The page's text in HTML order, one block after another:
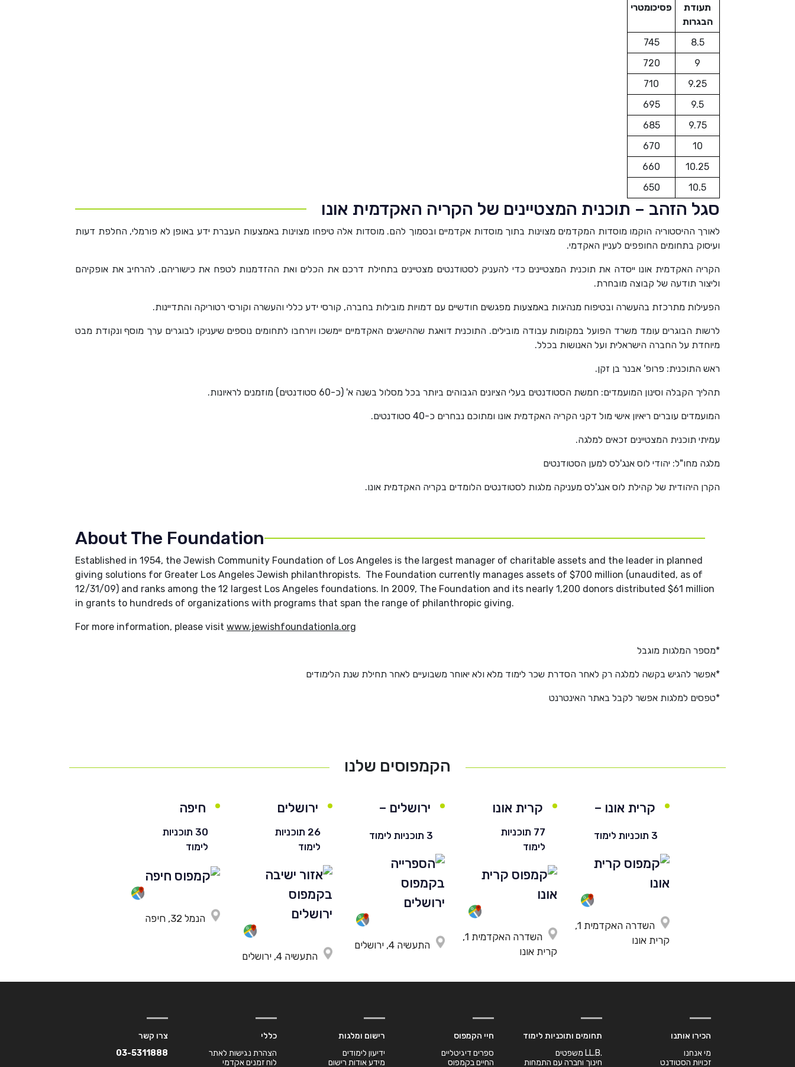
תעודת
הבגרות
פסיכומטרי
8.5
745
9
720
9.25
710
9.5
695
9.75
685
10
670
10.25
660
10.5
650
סגל הזהב – תוכנית המצטיינים של הקריה האקדמית אונו
לאורך ההיסטוריה הוקמו מוסדות המקדמים מצוינות בתוך מוסדות אקדמיים ובסמוך להם. מוסדות אלה טיפחו מצוינות באמצעות העברת ידע באופן לא פורמלי, החלפת דעות
ועיסוק בתחומים החופפים לעניין האקדמי.
הקריה האקדמית אונו ייסדה את תוכנית המצטיינים כדי להעניק לסטודנטים מצטיינים בתחילת דרכם את הכלים ואת ההזדמנות לטפח את כישוריהם, להרחיב את אופקיהם
וליצור תודעה של קבוצה מובחרת.
הפעילות מתרכזת בהעשרה ובטיפוח מנהיגות באמצעות מפגשים חודשיים עם דמויות מובילות בחברה, קורסי ידע כללי והעשרה וקורסי רטוריקה והתדיינות.
לרשות הבוגרים עומד משרד הפועל במקומות עבודה מובילים. התוכנית דואגת שההישגים האקדמיים יימשכו ויורחבו לתחומים נוספים שיעניקו לבוגרים ערך מוסף ונקודת מבט
מיוחדת על החברה הישראלית ועל האנושות בכלל.
ראש התוכנית: פרופ' אבנר בן זקן.
תהליך הקבלה וסינון המועמדים: חמשת הסטודנטים בעלי הציונים הגבוהים ביותר בכל מסלול בשנה א' (כ-60 סטודנטים) מוזמנים לראיונות.
המועמדים עוברים ריאיון אישי מול דקני הקריה האקדמית אונו ומתוכם נבחרים כ-40 סטודנטים.
עמיתי תוכנית המצטיינים זכאים למלגה.
מלגה מחו"ל: יהודי לוס אנג'לס למען הסטודנטים
הקרן היהודית של קהילת לוס אנג'לס מעניקה מלגות לסטודנטים הלומדים בקריה האקדמית אונו.
About The Foundation
Established in 1954, the Jewish Community Foundation of Los Angeles is the largest manager of charitable assets and the leader in planned
giving solutions for Greater Los Angeles Jewish philanthropists. The Foundation currently manages assets of $700 million (unaudited, as of
12/31/09) and ranks among the 12 largest Los Angeles foundations. In 2009, The Foundation and its nearly 1,200 donors distributed $61 million
in grants to hundreds of organizations with programs that span the range of philanthropic giving.
For more information, please visit www.jewishfoundationla.org
*מספר המלגות מוגבל
*אפשר להגיש בקשה למלגה רק לאחר הסדרת שכר לימוד מלא ולא יאוחר משבועיים לאחר תחילת שנת הלימודים
*טפסים למלגות אפשר לקבל באתר האינטרנט
הקמפוסים שלנו
קרית אונו –
3 תוכניות לימוד
השדרה האקדמית 1,
קרית אונו
קרית אונו
77 תוכניות
לימוד
השדרה האקדמית 1,
קרית אונו
ירושלים –
3 תוכניות לימוד
התעשיה 4, ירושלים
ירושלים
26 תוכניות
לימוד
התעשיה 4, ירושלים
חיפה
30 תוכניות
לימוד
הנמל 32, חיפה
הכירו אותנו
מי אנחנו
זכויות הסטודנט
תחומים ותוכניות לימוד
.LL.B משפטים
חינוך וחברה עם התמחות
חיי הקמפוס
ספרים דיגיטליים
החיים בקמפוס
רישום ומלגות
ידיעון לימודים
מידע אודות רישום
כללי
הצהרת נגישות לאתר
לוח זמנים אקדמי
צרו קשר
03-5311888